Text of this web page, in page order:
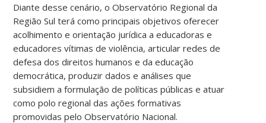
Diante desse cenário, o Observatório Regional da
Região Sul terá como principais objetivos oferecer
acolhimento e orientação jurídica a educadoras e
educadores vítimas de violência, articular redes de
defesa dos direitos humanos e da educação
democrática, produzir dados e análises que
subsidiem a formulação de políticas públicas e atuar
como polo regional das ações formativas
promovidas pelo Observatório Nacional.